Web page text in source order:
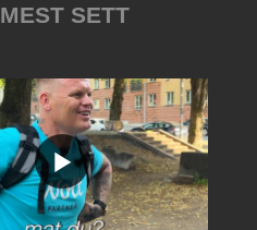
MEST SETT